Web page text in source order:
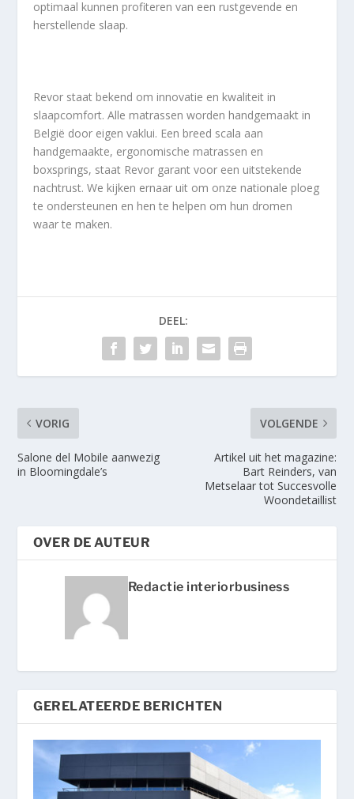
optimaal kunnen profiteren van een rustgevende en
herstellende slaap.
Revor staat bekend om innovatie en kwaliteit in
slaapcomfort. Alle matrassen worden handgemaakt in
België door eigen vaklui. Een breed scala aan
handgemaakte, ergonomische matrassen en
boxsprings, staat Revor garant voor een uitstekende
nachtrust. We kijken ernaar uit om onze nationale ploeg
te ondersteunen en hen te helpen om hun dromen
waar te maken.
DEEL:
VORIG
Salone del Mobile aanwezig
in Bloomingdale’s
VOLGENDE
Artikel uit het magazine:
Bart Reinders, van
Metselaar tot Succesvolle
Woondetaillist
OVER DE AUTEUR
Redactie interiorbusiness
GERELATEERDE BERICHTEN